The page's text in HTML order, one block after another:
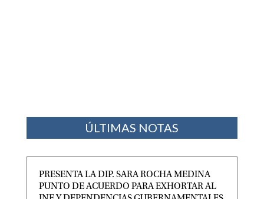
ÚLTIMAS NOTAS
PRESENTA LA DIP. SARA ROCHA MEDINA
PUNTO DE ACUERDO PARA EXHORTAR AL